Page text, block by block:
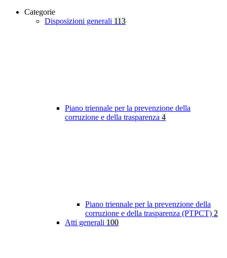
Categorie
Disposizioni generali 113
Piano triennale per la prevenzione della
corruzione e della trasparenza 4
Piano triennale per la prevenzione della
corruzione e della trasparenza (PTPCT) 2
Atti generali 100